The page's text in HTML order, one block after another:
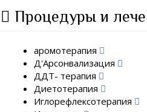
Процедуры и
аромотерапия
Д'Арсонвализация
ДДТ- терапия
Диетотерапия
Иглорефлексотерапия